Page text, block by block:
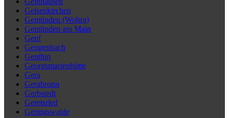
Gelsenkirchen
Gemünden (Wohra)
Gemünden am Main
Genf
Gengenbach
Genthin
Georgsmarienhütte
Gera
Gerabronn
Gerbstedt
Geretsried
Geringswalde